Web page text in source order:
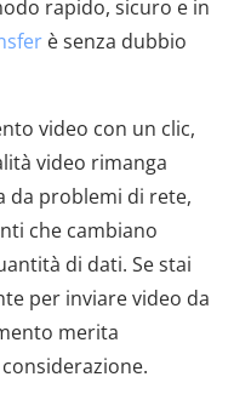
rapido, sicuro e in
è senza dubbio
video con un clic,
video rimanga
da problemi di rete,
che cambiano
di dati. Se stai
per inviare video da
merita